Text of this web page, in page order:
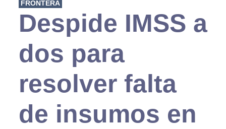
FRONTERA
Despide IMSS a
dos para
resolver falta
de insumos en